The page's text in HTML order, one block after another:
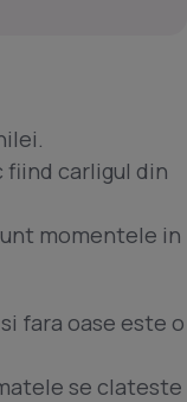
fiind carligul din
momentele in
fara oase este o
se clateste